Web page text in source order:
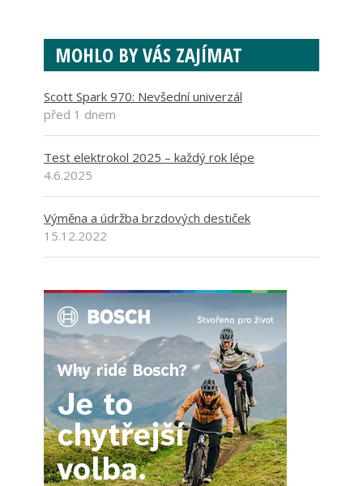
MOHLO BY VÁS ZAJÍMAT
Scott Spark 970: Nevšední univerzál
před 1 dnem
Test elektrokol 2025 – každý rok lépe
4.6.2025
Výměna a údržba brzdových destiček
15.12.2022